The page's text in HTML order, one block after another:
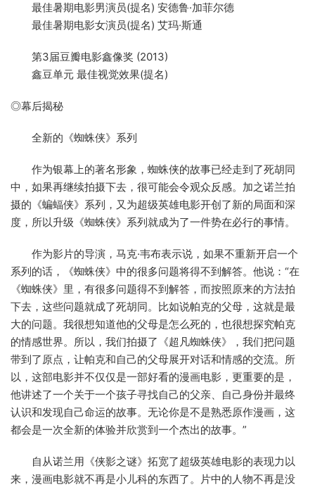
最佳暑期电影男演员(提名) 安德鲁·加菲尔德
最佳暑期电影女演员(提名) 艾玛·斯通
第3届豆瓣电影鑫像奖 (2013)
鑫豆单元 最佳视觉效果(提名)
◎幕后揭秘
全新的《蜘蛛侠》系列
作为银幕上的著名形象，蜘蛛侠的故事已经走到了死胡同
中，如果再继续拍摄下去，很可能会令观众反感。加之诺兰拍
摄的《蝙蝠侠》系列，又为超级英雄电影开创了新的局面和深
度，所以升级《蜘蛛侠》系列就成为了一件势在必行的事情。
作为影片的导演，马克·韦布表示说，如果不重新开启一个
系列的话，《蜘蛛侠》中的很多问题将得不到解答。他说：“在
《蜘蛛侠》里，有很多问题得不到解答，而按照原来的方法拍
下去，这些问题就成了死胡同。比如说帕克的父母，这就是最
大的问题。我很想知道他的父母是怎么死的，也很想探究帕克
的情感世界。所以，我们拍摄了《超凡蜘蛛侠》，我们把问题
带到了原点，让帕克和自己的父母展开对话和情感的交流。所
以，这部电影并不仅仅是一部好看的漫画电影，更重要的是，
他讲述了一个关于一个孩子寻找自己的父亲、自己身份并最终
认识和发现自己命运的故事。无论你是不是熟悉原作漫画，这
都会是一次全新的体验并欣赏到一个杰出的故事。”
自从诺兰用《侠影之谜》拓宽了超级英雄电影的表现力以
来，漫画电影就不再是小儿科的东西了。片中的人物不再是没